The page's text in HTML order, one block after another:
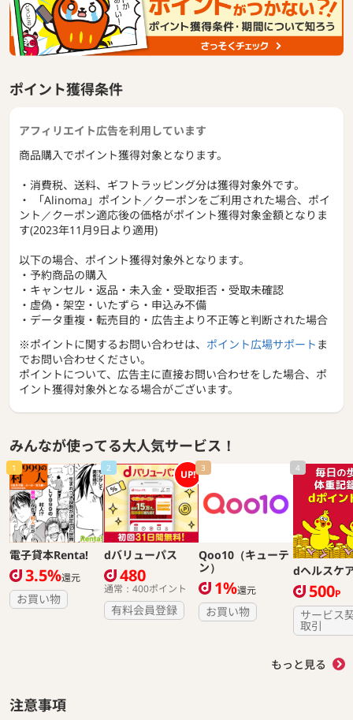
ポイント獲得条件
アフィリエイト広告を利用しています
商品購入でポイント獲得対象となります。
・消費税、送料、ギフトラッピング分は獲得対象外です。
・ 「Alinoma」ポイント／クーポンをご利用された場合、ポイ
ント／クーポン適応後の価格がポイント獲得対象金額となりま
す(2023年11月9日より適用)
以下の場合、ポイント獲得対象外となります。
・予約商品の購入
・キャンセル・返品・未入金・受取拒否・受取未確認
・虚偽・架空・いたずら・申込み不備
・データ重複・転売目的・広告主より不正等と判断された場合
※ポイントに関するお問い合わせは、 ポイント広場サポート ま
でお問い合わせください。
ポイントについて、広告主に直接お問い合わせをした場合、ポ
イント獲得対象外となる場合がございます。
みんなが使ってる大人気サービス！
1
電子貸本Renta!
3.5%還元
お買い物
2 UP!
dバリューパス
480
通常：400ポイント
有料会員登録
3
Qoo10（キューテ
ン）
1%還元
お買い物
4
dヘルスケ
500P
サービス
取引
もっと見る
注意事項